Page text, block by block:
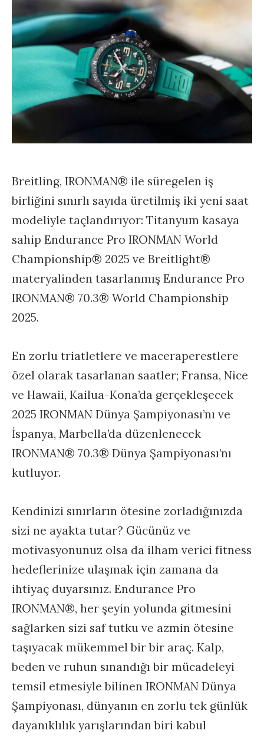
Breitling, IRONMAN® ile süregelen iş
birliğini sınırlı sayıda üretilmiş iki yeni saat
modeliyle taçlandırıyor: Titanyum kasaya
sahip Endurance Pro IRONMAN World
Championship® 2025 ve Breitlight®
materyalinden tasarlanmış Endurance Pro
IRONMAN® 70.3® World Championship
2025.
En zorlu triatletlere ve maceraperestlere
özel olarak tasarlanan saatler; Fransa, Nice
ve Hawaii, Kailua-Kona’da gerçekleşecek
2025 IRONMAN Dünya Şampiyonası’nı ve
İspanya, Marbella’da düzenlenecek
IRONMAN® 70.3® Dünya Şampiyonası’nı
kutluyor.
Kendinizi sınırların ötesine zorladığınızda
sizi ne ayakta tutar? Gücünüz ve
motivasyonunuz olsa da ilham verici fitness
hedeflerinize ulaşmak için zamana da
ihtiyaç duyarsınız. Endurance Pro
IRONMAN®, her şeyin yolunda gitmesini
sağlarken sizi saf tutku ve azmin ötesine
taşıyacak mükemmel bir bir araç. Kalp,
beden ve ruhun sınandığı bir mücadeleyi
temsil etmesiyle bilinen IRONMAN Dünya
Şampiyonası, dünyanın en zorlu tek günlük
dayanıklılık yarışlarından biri kabul